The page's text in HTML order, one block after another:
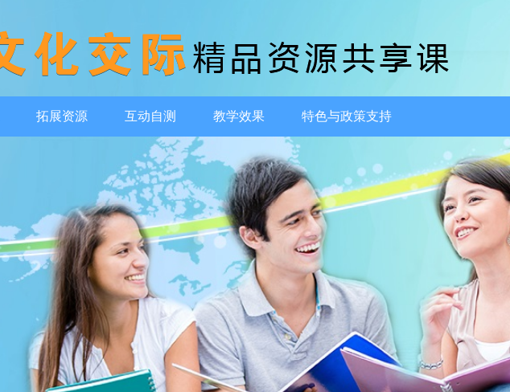
拓展资源 互动自测 教学效果 特色与政策支持